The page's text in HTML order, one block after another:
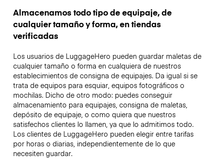
Almacenamos todo tipo de equipaje, de
cualquier tamaño y forma, en tiendas
verificadas
Los usuarios de LuggageHero pueden guardar maletas de
cualquier tamaño o forma en cualquiera de nuestros
establecimientos de consigna de equipajes. Da igual si se
trata de equipos para esquiar, equipos fotográficos o
mochilas. Dicho de otro modo: puedes conseguir
almacenamiento para equipajes, consigna de maletas,
depósito de equipaje, o como quiera que nuestros
satisfechos clientes lo llamen, ya que lo admitimos todo.
Los clientes de LuggageHero pueden elegir entre tarifas
por horas o diarias, independientemente de lo que
necesiten guardar.